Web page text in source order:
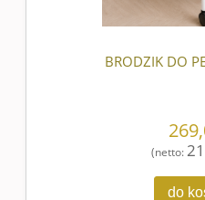
BRODZIK DO
(netto:
do